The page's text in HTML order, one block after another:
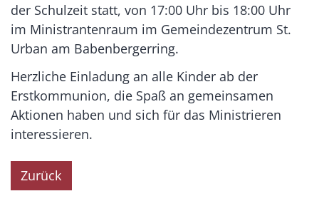
der Schulzeit statt, von 17:00 Uhr bis 18:00 Uhr
im Ministrantenraum im Gemeindezentrum St.
Urban am Babenbergerring.
Herzliche Einladung an alle Kinder ab der
Erstkommunion, die Spaß an gemeinsamen
Aktionen haben und sich für das Ministrieren
interessieren.
Zurück